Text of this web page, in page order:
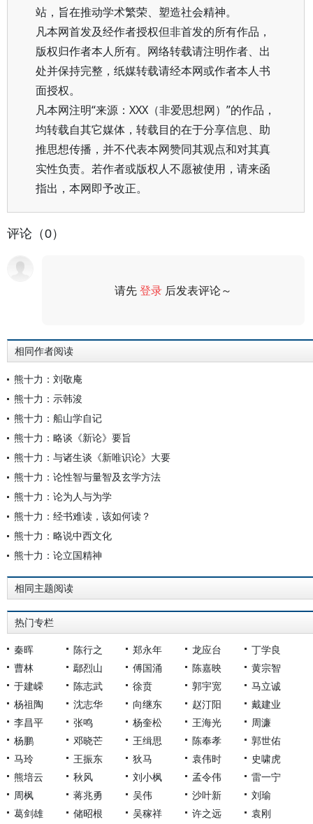
站，旨在推动学术繁荣、塑造社会精神。
凡本网首发及经作者授权但非首发的所有作品，
版权归作者本人所有。网络转载请注明作者、出
处并保持完整，纸媒转载请经本网或作者本人书
面授权。
凡本网注明“来源：XXX（非爱思想网）”的作品，
均转载自其它媒体，转载目的在于分享信息、助
推思想传播，并不代表本网赞同其观点和对其真
实性负责。若作者或版权人不愿被使用，请来函
指出，本网即予改正。
评论（0）
请先登录 后发表评论～
相同作者阅读
熊十力：刘敬庵
熊十力：示韩浚
熊十力：船山学自记
熊十力：略谈《新论》要旨
熊十力：与诸生谈《新唯识论》大要
熊十力：论性智与量智及玄学方法
熊十力：论为人与为学
熊十力：经书难读，该如何读？
熊十力：略说中西文化
熊十力：论立国精神
相同主题阅读
热门专栏
秦晖 陈行之 郑永年 龙应台
丁学良
曹林
鄢烈山 傅国涌 陈嘉映
黄宗智
于建嵘
陈志武 徐贲 郭宇宽
马立诚
杨祖陶
沈志华 向继东 赵汀阳
戴建业
李昌平
张鸣 杨奎松 王海光
周濂
杨鹏
邓晓芒 王缉思 陈奉孝
郭世佑
马玲
王振东 狄马 袁伟时
史啸虎
熊培云
秋风 刘小枫 孟令伟
雷一宁
周枫
蒋兆勇 吴伟 沙叶新
刘瑜
葛剑雄
储昭根 吴稼祥 许之远 袁刚